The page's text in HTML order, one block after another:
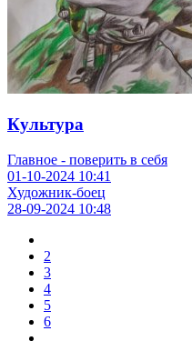
Культура
Главное - поверить в себя
01-10-2024 10:41
Художник-боец
28-09-2024 10:48
2
3
4
5
6